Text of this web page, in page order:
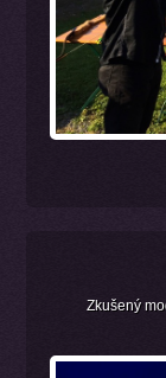
Zkušený